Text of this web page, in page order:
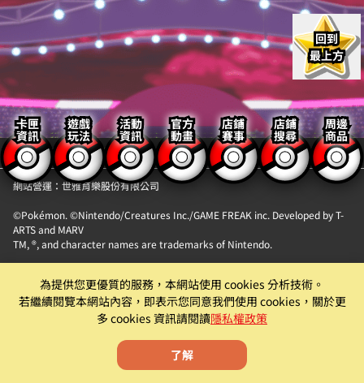
卡匣
資訊
遊戲
玩法
活動
資訊
官方
動畫
店鋪
賽事
店鋪
搜尋
周邊
商品
回到
最上方
【隱私權政策】 【聯絡我們】
網站營運：世雅育樂股份有限公司
©Pokémon. ©Nintendo/Creatures Inc./GAME FREAK inc. Developed by T-
ARTS and MARV
TM, ®, and character names are trademarks of Nintendo.
自動販賣機』卡片商品販售服務之自動販賣機。
遊戲僅為附屬功能。原廠及代理商均有權就該遊戲為內容調整、更新、優化或
下架等機具營運相關行為。
為提供您更優質的服務，本網站使用 cookies 分析技術。
若繼續閱覽本網站內容，即表示您同意我們使用 cookies，關於更
多 cookies 資訊請閱讀隱私權政策
了解